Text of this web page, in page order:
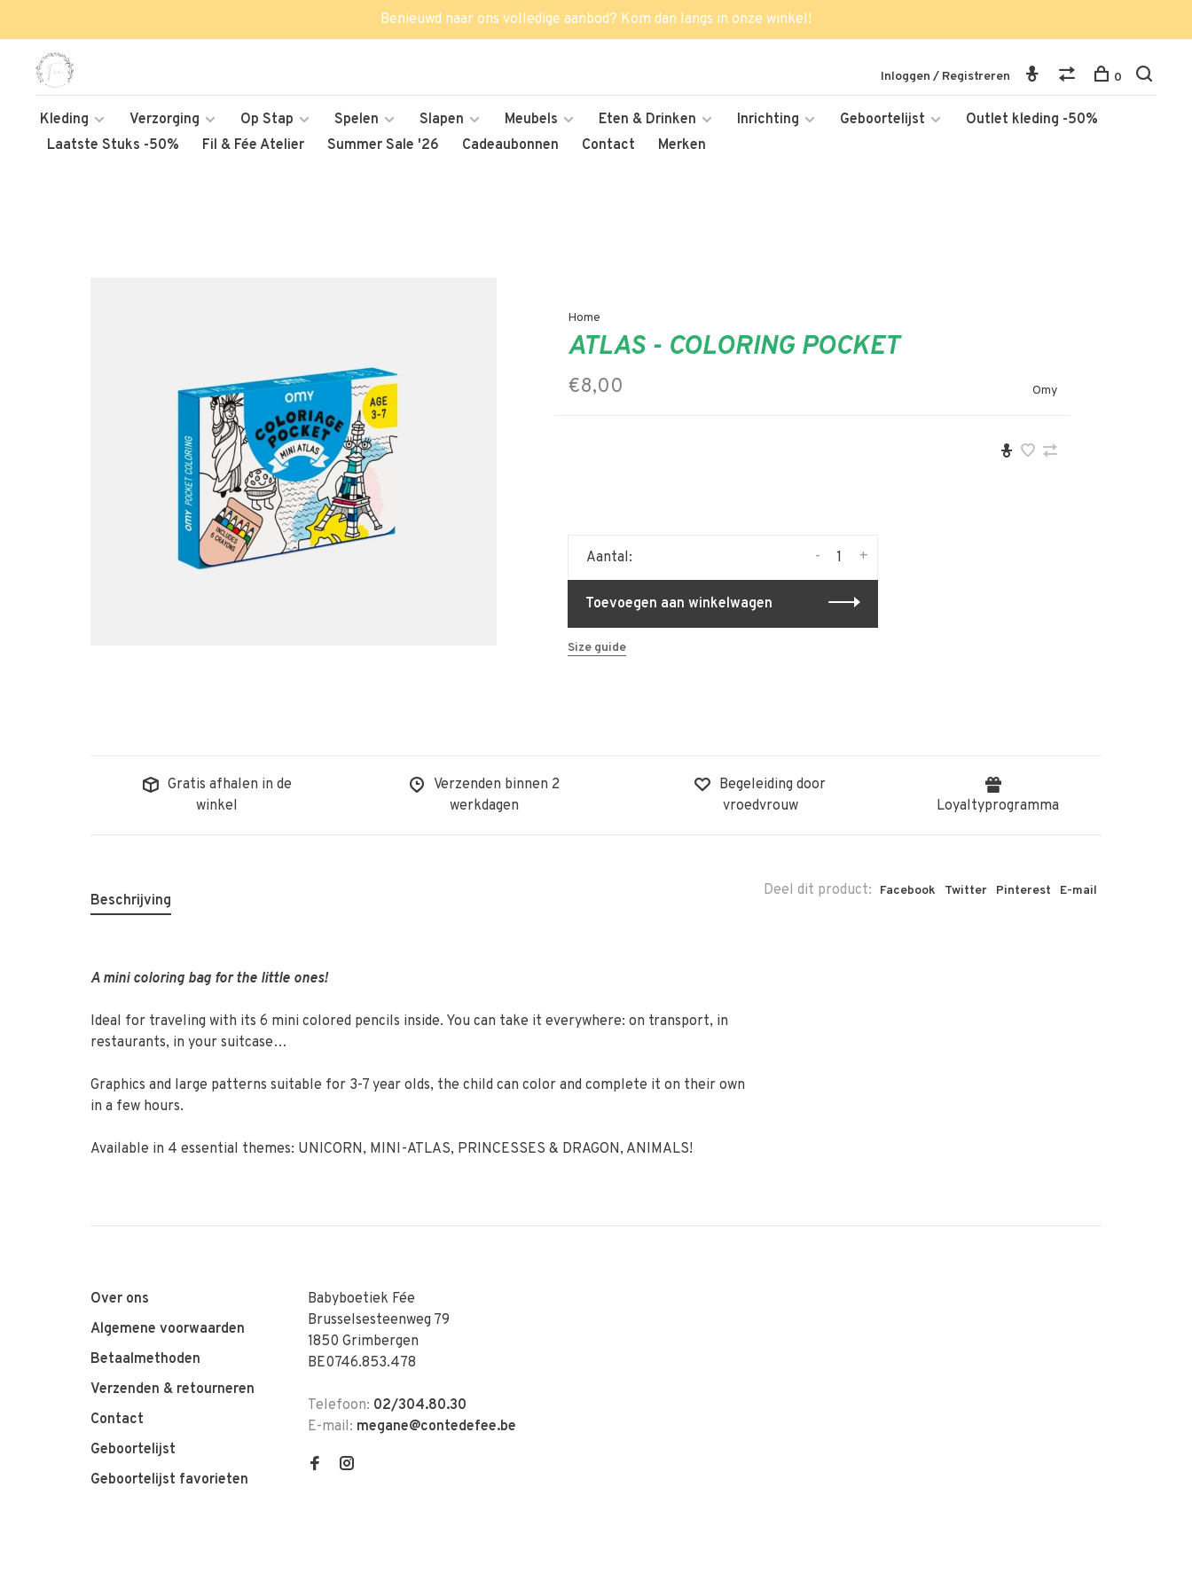
Benieuwd naar ons volledige aanbod? Kom dan langs in onze winkel!
Kleding Verzorging Op Stap Spelen Slapen Meubels Eten & Drinken Inrichting Geboortelijst
Outlet kleding -50%
Laatste Stuks -50%
Fil & Fée Atelier Summer Sale '26 Cadeaubonnen Contact Merken
Inloggen / Registreren 0
Home
ATLAS - COLORING POCKET
€8,00 Omy
Aantal: +
-
Toevoegen aan winkelwagen
Size guide
Gratis afhalen in de
winkel
Verzenden binnen 2
werkdagen
Begeleiding door
vroedvrouw
Loyaltyprogramma
Deel dit product: Facebook Twitter Pinterest E-mail
Beschrijving
A mini coloring bag for the little ones!
Ideal for traveling with its 6 mini colored pencils inside. You can take it everywhere: on transport, in
restaurants, in your suitcase…
Graphics and large patterns suitable for 3-7 year olds, the child can color and complete it on their own
in a few hours.
Available in 4 essential themes: UNICORN, MINI-ATLAS, PRINCESSES & DRAGON, ANIMALS!
Over ons
Algemene voorwaarden
Betaalmethoden
Verzenden & retourneren
Contact
Geboortelijst
Geboortelijst favorieten
Babyboetiek Fée
Brusselsesteenweg 79
1850 Grimbergen
BE0746.853.478
Telefoon: 02/304.80.30
E-mail: megane@contedefee.be